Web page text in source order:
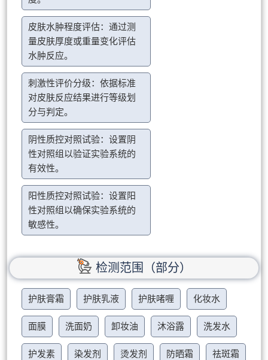
皮肤水肿程度评估：通过测
量皮肤厚度或重量变化评估
水肿反应。
刺激性评价分级：依据标准
对皮肤反应结果进行等级划
分与判定。
阴性质控对照试验：设置阴
性对照组以验证实验系统的
有效性。
阳性质控对照试验：设置阳
性对照组以确保实验系统的
敏感性。
检测范围（部分）
护肤膏霜 护肤乳液 护肤啫喱 化妆水
面膜 洗面奶 卸妆油 沐浴露 洗发水
护发素 染发剂 烫发剂 防晒霜 祛斑霜